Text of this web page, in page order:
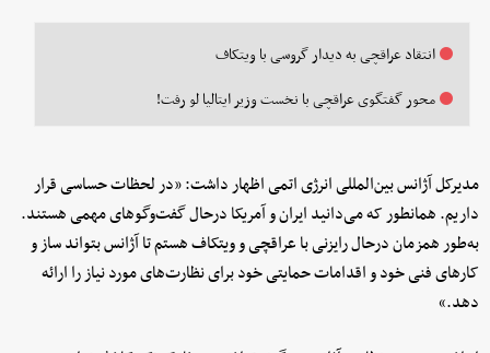
انتقاد عراقچی به دیدار گروسی با ویتکاف
محور گفتگوی عراقچی با نخست وزیر ایتالیا لو رفت!
مدیرکل آژانس بین‌المللی انرژی اتمی اظهار داشت: «در لحظات حساسی قرار
داریم. همانطور که می‌دانید ایران و آمریکا درحال گفت‌وگوهای مهمی هستند.
به‌طور همزمان درحال رایزنی با عراقچی و ویتکاف هستم تا آژانس بتواند ساز و
کارهای فنی خود و اقدامات حمایتی خود برای نظارت‌های مورد نیاز را ارائه
دهد.»